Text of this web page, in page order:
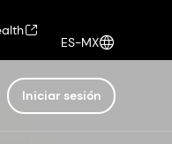
ES-MX
Iniciar sesión